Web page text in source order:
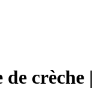
crèche |